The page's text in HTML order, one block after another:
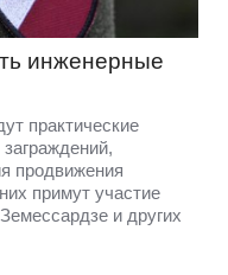
инженерные
практические
продвижения
примут участие
и других